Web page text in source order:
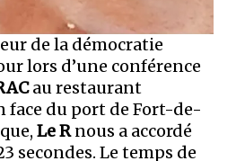
de la démocratie
lors d’une conférence
au restaurant
face du port de Fort-de-
Le Rnous a accordé
secondes. Le temps de